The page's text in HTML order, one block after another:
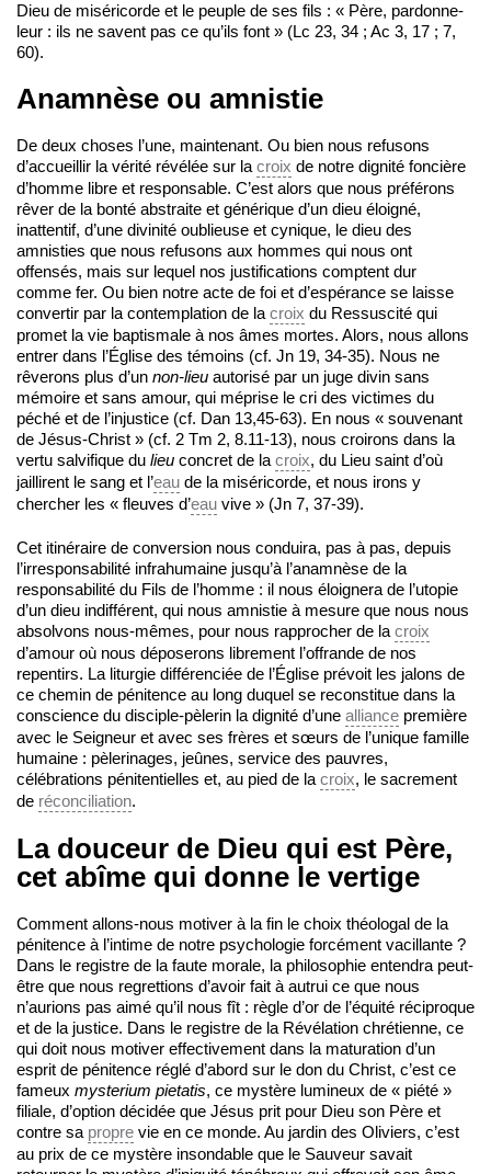
Dieu de miséricorde et le peuple de ses fils : « Père, pardonne-
leur : ils ne savent pas ce qu’ils font » (Lc 23, 34 ; Ac 3, 17 ; 7,
60).
Anamnèse ou amnistie
De deux choses l’une, maintenant. Ou bien nous refusons
d’accueillir la vérité révélée sur la croix de notre dignité foncière
d’homme libre et responsable. C’est alors que nous préférons
rêver de la bonté abstraite et générique d’un dieu éloigné,
inattentif, d’une divinité oublieuse et cynique, le dieu des
amnisties que nous refusons aux hommes qui nous ont
offensés, mais sur lequel nos justifications comptent dur
comme fer. Ou bien notre acte de foi et d’espérance se laisse
convertir par la contemplation de la croix du Ressuscité qui
promet la vie baptismale à nos âmes mortes. Alors, nous allons
entrer dans l’Église des témoins (cf. Jn 19, 34-35). Nous ne
rêverons plus d’un non-lieu autorisé par un juge divin sans
mémoire et sans amour, qui méprise le cri des victimes du
péché et de l’injustice (cf. Dan 13,45-63). En nous « souvenant
de Jésus-Christ » (cf. 2 Tm 2, 8.11-13), nous croirons dans la
vertu salvifique du lieu concret de la croix, du Lieu saint d’où
jaillirent le sang et l’eau de la miséricorde, et nous irons y
chercher les « fleuves d’eau vive » (Jn 7, 37-39).
Cet itinéraire de conversion nous conduira, pas à pas, depuis
l’irresponsabilité infrahumaine jusqu’à l’anamnèse de la
responsabilité du Fils de l’homme : il nous éloignera de l’utopie
d’un dieu indifférent, qui nous amnistie à mesure que nous nous
absolvons nous-mêmes, pour nous rapprocher de la croix
d’amour où nous déposerons librement l’offrande de nos
repentirs. La liturgie différenciée de l’Église prévoit les jalons de
ce chemin de pénitence au long duquel se reconstitue dans la
conscience du disciple-pèlerin la dignité d’une alliance première
avec le Seigneur et avec ses frères et sœurs de l’unique famille
humaine : pèlerinages, jeûnes, service des pauvres,
célébrations pénitentielles et, au pied de la croix, le sacrement
de réconciliation.
La douceur de Dieu qui est Père,
cet abîme qui donne le vertige
Comment allons-nous motiver à la fin le choix théologal de la
pénitence à l’intime de notre psychologie forcément vacillante ?
Dans le registre de la faute morale, la philosophie entendra peut-
être que nous regrettions d’avoir fait à autrui ce que nous
n’aurions pas aimé qu’il nous fît : règle d’or de l’équité réciproque
et de la justice. Dans le registre de la Révélation chrétienne, ce
qui doit nous motiver effectivement dans la maturation d’un
esprit de pénitence réglé d’abord sur le don du Christ, c’est ce
fameux mysterium pietatis, ce mystère lumineux de « piété »
filiale, d’option décidée que Jésus prit pour Dieu son Père et
contre sa propre vie en ce monde. Au jardin des Oliviers, c’est
au prix de ce mystère insondable que le Sauveur savait